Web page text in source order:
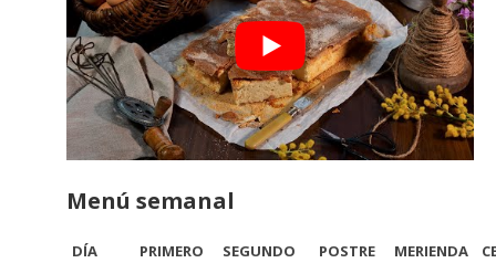
Menú semanal
DÍA PRIMERO SEGUNDO POSTRE MERIENDA